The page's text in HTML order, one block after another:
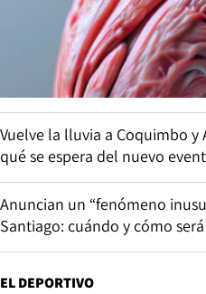
Vuelve la lluvia a Coquimbo y
qué se espera del nuevo
Anuncian un “fenómeno
Santiago: cuándo y cómo
EL DEPORTIVO